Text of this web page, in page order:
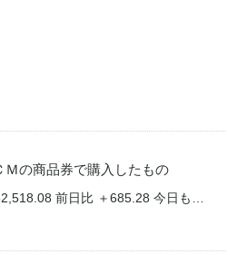
の商品券で購入したもの
前日比 ＋685.28 今日も…